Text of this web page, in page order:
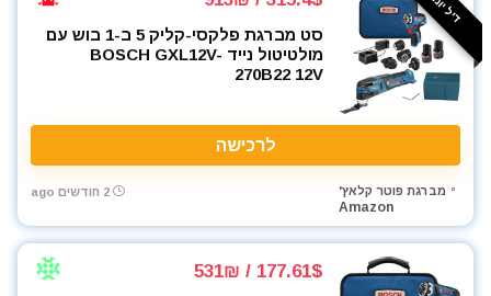
סט מברגת פלקסי-קליק 5 ב-1 בוש עם
מולטיטול נייד BOSCH GXL12V-
270B22 12V
לרכישה
מברגת פוטר קלאץ'
Amazon
2 חודשים ago
177.61$ / 531₪